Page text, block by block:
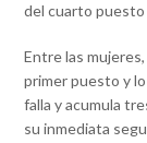
del cuarto
Entre las
primer puesto y
falla y acumula
su inmediata